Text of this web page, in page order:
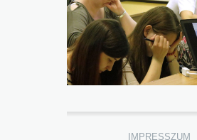
IMPRESSZUM